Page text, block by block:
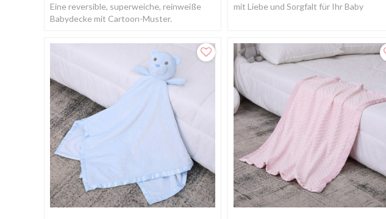
Eine reversible, superweiche, reinweiße
Babydecke mit Cartoon-Muster.
mit Liebe und Sorgfalt für Ihr Baby